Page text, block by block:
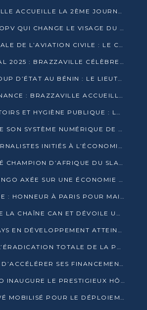
PNLS : BRAZZAVILLE ACCUEILLE LA 2ÈME JOURNÉE SCIENTIFIQUE SUR LE VIH/SIDA
PESTY KANGA, L’OPV QUI CHANGE LE VISAGE DU REPORTAGE AU CONGO
JOURNÉE MONDIALE DE L’AVIATION CIVILE : LE CONGO MISE SUR L’INNOVATION ET LA SÉCURITÉ
BILILI BD FESTIVAL 2025 : BRAZZAVILLE CÉLÈBRE DIX ANS DE CRÉATION GRAPHIQUE AFRICAINE
TENTATIVE DE COUP D’ÉTAT AU BÉNIN : LE LIEUTENANT-COLONEL TIGRI S’AUTOPROCLAME CHEF D’UN COMITÉ MILITAIRE
BONNE GOUVERNANCE : BRAZZAVILLE ACCUEILLE LES PREMIÈRES JOURNÉES CONGOLAISES DE L’ÉVALUATION
MARCHÉS, TROTTOIRS ET HYGIÈNE PUBLIQUE : LE GOUVERNEMENT DURCIT LE TON
LE CONGO LANCE SON SYSTÈME NUMÉRIQUE DE VÉRIFICATION DU BOIS
DES FUTURS JOURNALISTES INITIÉS À L’ÉCONOMIE BLEUE DURABLE
LE CONGO SACRÉ CHAMPION D’AFRIQUE DU SLAM 2025
LA VISION DU CONGO AXÉE SUR UNE ÉCONOMIE BAS CARBONE AU RENDEZ-VOUS DE MONACO 2025
RECONNAISSANCE : HONNEUR À PARIS POUR MAIXENT RAOUL OMINGA
CANAL+ RELANCE LA CHAÎNE CAN ET DÉVOILE UNE OFFRE EXCEPTIONNELLE POUR DÉCEMBRE
LA DETTE DES PAYS EN DÉVELOPPEMENT ATTEINT UN SOMMET HISTORIQUE ENTRE 2022 ET 2024
L’AFRIQUE VISE L’ÉRADICATION TOTALE DE LA POLIOMYÉLITE D’ICI 2026
LA BAD PROMET D’ACCÉLÉRER SES FINANCEMENTS AVEC LE MINISTÈRE DE L’ASSAINISSEMENT
SASSOU NGUESSO INAUGURE LE PRESTIGIEUX HÔTEL KEMPINSKI BRAZZAVILLE
LE SECTEUR PRIVÉ MOBILISÉ POUR LE DÉPLOIEMENT DE 19 MINI-CENTRALES SOLAIRES